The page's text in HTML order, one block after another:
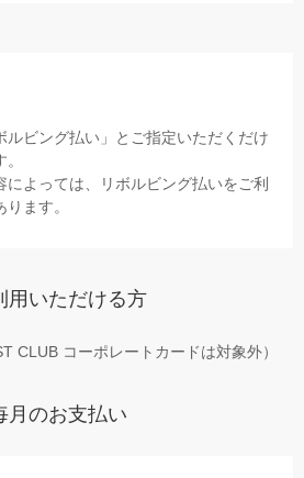
ルビング払い」とご指定いただくだけ
によっては、リボルビング払いをご利
ます。
用いただける方
CLUB コーポレートカードは対象外）
月のお支払い